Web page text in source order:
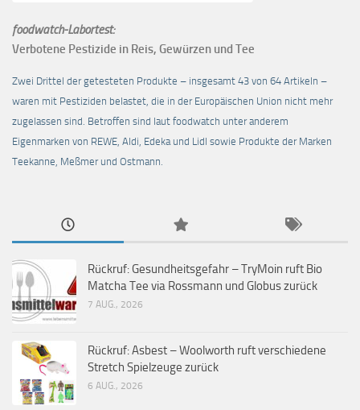
foodwatch-Labortest:
Verbotene Pestizide in Reis, Gewürzen und Tee
Zwei Drittel der getesteten Produkte – insgesamt 43 von 64 Artikeln –
waren mit Pestiziden belastet, die in der Europäischen Union nicht mehr
zugelassen sind. Betroffen sind laut foodwatch unter anderem
Eigenmarken von REWE, Aldi, Edeka und Lidl sowie Produkte der Marken
Teekanne, Meßmer und Ostmann.
Rückruf: Gesundheitsgefahr – TryMoin ruft Bio
Matcha Tee via Rossmann und Globus zurück
7 AUG., 2026
Rückruf: Asbest – Woolworth ruft verschiedene
Stretch Spielzeuge zurück
6 AUG., 2026